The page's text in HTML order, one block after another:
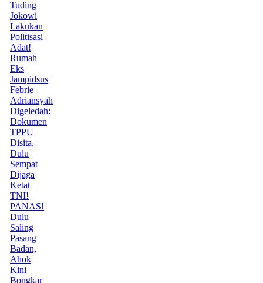
Tuding
Jokowi
Lakukan
Politisasi
Adat!
Rumah
Eks
Jampidsus
Febrie
Adriansyah
Digeledah:
Dokumen
TPPU
Disita,
Dulu
Sempat
Dijaga
Ketat
TNI!
PANAS!
Dulu
Saling
Pasang
Badan,
Ahok
Kini
Bongkar